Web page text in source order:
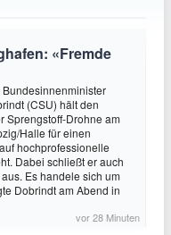
«Fremde
(CSU) hält den
Sprengstoff-Drohne am
Halle für einen
hochprofessionelle
Dabei schließt er auch
Es handele sich um
Dobrindt am Abend in
vor 28 Minuten